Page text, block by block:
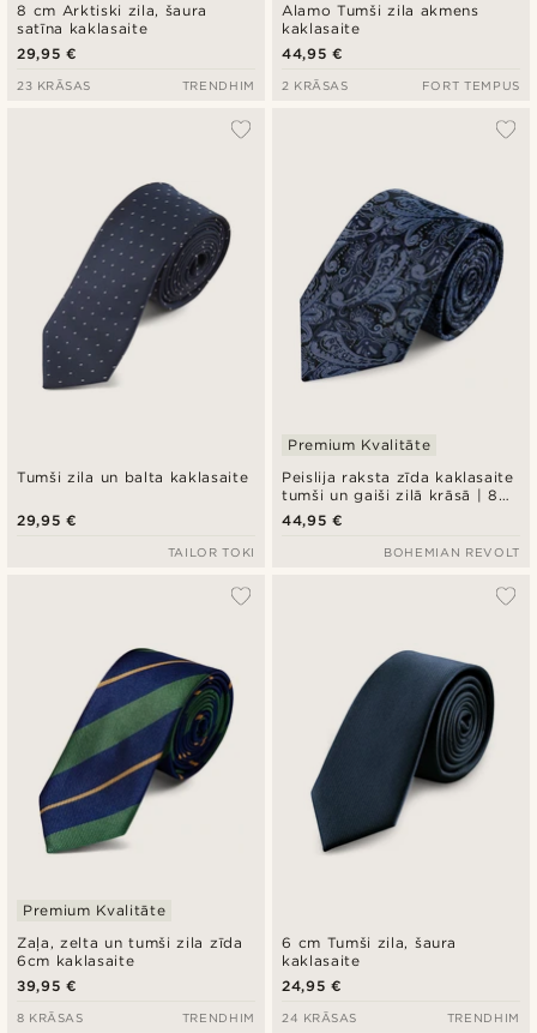
8 cm Arktiski zila, šaura
satīna kaklasaite
29,95 €
23 KRĀSAS TRENDHIM
Alamo Tumši zila akmens
kaklasaite
44,95 €
2 KRĀSAS FORT TEMPUS
Tumši zila un balta kaklasaite
29,95 €
TAILOR TOKI
Peislija raksta zīda kaklasaite
tumši un gaiši zilā krāsā | 8
cm
Premium Kvalitāte
44,95 €
BOHEMIAN REVOLT
Zaļa, zelta un tumši zila zīda
6cm kaklasaite
Premium Kvalitāte
39,95 €
8 KRĀSAS TRENDHIM
6 cm Tumši zila, šaura
kaklasaite
24,95 €
24 KRĀSAS TRENDHIM